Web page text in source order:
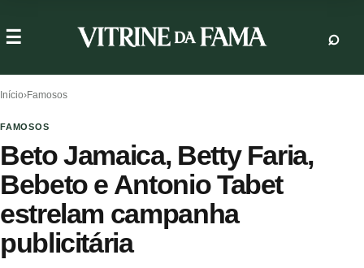
Início›Famosos
FAMOSOS
Beto Jamaica, Betty Faria,
Bebeto e Antonio Tabet
estrelam campanha
publicitária